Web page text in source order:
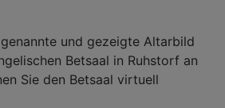
und gezeigte Altarbild
Betsaal in Ruhstorf an
Sie den Betsaal virtuell